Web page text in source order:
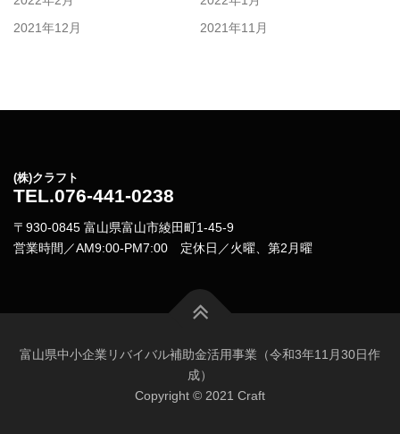
2021年12月
2021年11月
(株)クラフト
TEL.076-441-0238
〒930-0845 富山県富山市綾田町1-45-9
営業時間／AM9:00-PM7:00 定休日／火曜、第2月曜
富山県中小企業リバイバル補助金活用事業（令和3年11月30日作
成）
Copyright © 2021 Craft